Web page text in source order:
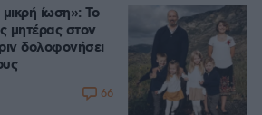
ίωση»: Το
μητέρας στον
δολοφονήσει
66